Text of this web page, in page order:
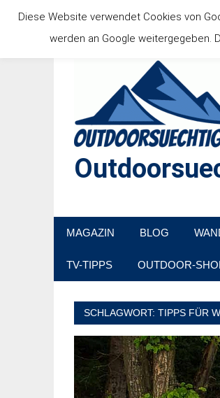
Inhalt
springen
MAGAZIN BLOG
TV-TIPPS OUTDOOR-
SCHLAGWORT: TIPPS FÜR
Diese Website verwendet Cookies von
werden an Google weitergegeben.